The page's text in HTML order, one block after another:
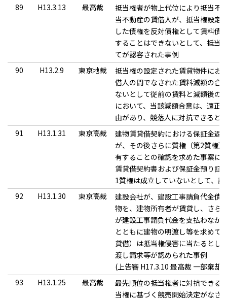
89 H13.3.13 最高裁
抵当権者が物上代位により抵当不
当不動産の賃借人が、抵当権設定
した債権を反対債権として賃料債
することはできないとして、抵当
てが認容された事例
90
H13.2.9 東京地裁
抵当権の設定された賃貸物件にお
借人の間でなされた賃料減額の合
ないとして従前の賃料と減額後の
において、当該減額合意は、適正
由があり、競落人に対抗できると
91
H13.1.31 東京高裁
建物賃貸借契約における保証金返
が、その後さらに質権（第2質権
有することの確認を求めた事案に
賃貸借契約書および保証金預り証
1質権は成立していないとして、
92
H13.1.30 東京高裁
建設会社が、建設工事請負代金債
物を、建物所有者が賃貸し、さら
が建設工事請負代金を支払わなか
とともに建物の明渡し等を求めて
貸借）は抵当権侵害に当たるとし
渡し請求等が認められた事例
(上告審 H17.3.10 最高裁 一部棄却
93
H13.1.25 最高裁
最先順位の抵当権者に対抗できる
当権に基づく競売開始決定がなさ